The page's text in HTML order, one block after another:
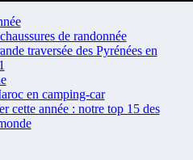
de randonnée
traversée des Pyrénées en
en camping-car
cette année : notre top 15 des